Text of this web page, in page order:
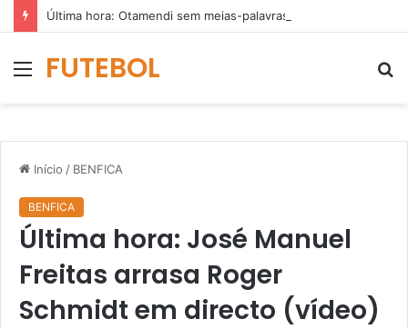
MenuFUTEBOL
Início / BENFICA
BENFICA
Última hora: José Manuel
Freitas arrasa Roger
Schmidt em directo (vídeo)